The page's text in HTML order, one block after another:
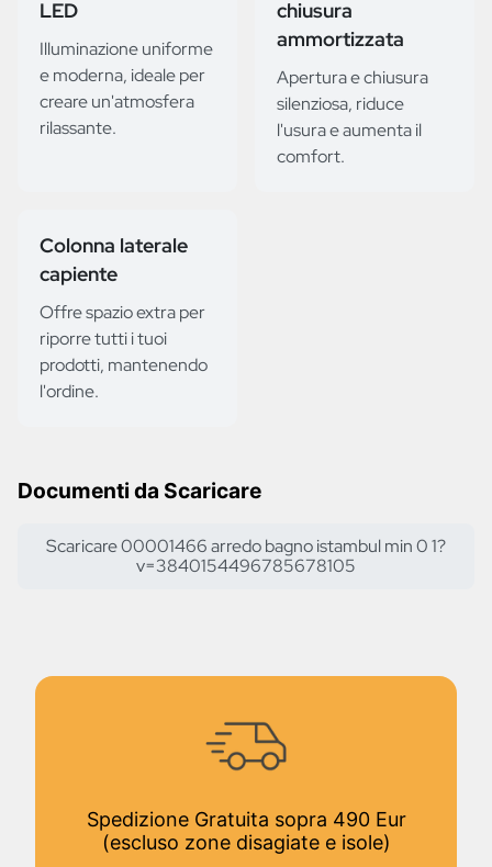
LED
Illuminazione uniforme
e moderna, ideale per
creare un'atmosfera
rilassante.
chiusura
ammortizzata
Apertura e chiusura
silenziosa, riduce
l'usura e aumenta il
comfort.
Colonna laterale
capiente
Offre spazio extra per
riporre tutti i tuoi
prodotti, mantenendo
l'ordine.
Documenti da Scaricare
Scaricare 00001466 arredo bagno istambul min 0 1?
v=3840154496785678105
Spedizione Gratuita sopra 490 Eur
(escluso zone disagiate e isole)